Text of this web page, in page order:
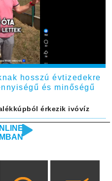
hosszú évtizedekre
és minőségű
érkezik ivóvíz